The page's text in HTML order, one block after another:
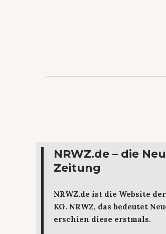
NRWZ.de – die
Zeitung
NRWZ.de ist die Website
KG. NRWZ, das bedeutet
erschien diese erstmals.